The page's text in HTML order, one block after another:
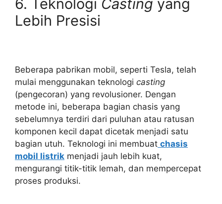
6. Teknologi Casting yang
Lebih Presisi
Beberapa pabrikan mobil, seperti Tesla, telah
mulai menggunakan teknologi casting
(pengecoran) yang revolusioner. Dengan
metode ini, beberapa bagian chasis yang
sebelumnya terdiri dari puluhan atau ratusan
komponen kecil dapat dicetak menjadi satu
bagian utuh. Teknologi ini membuat chasis
mobil listrik menjadi jauh lebih kuat,
mengurangi titik-titik lemah, dan mempercepat
proses produksi.